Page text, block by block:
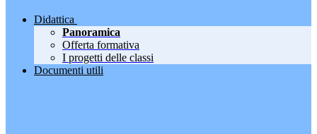
Didattica
Panoramica
Offerta formativa
I progetti delle classi
Documenti utili